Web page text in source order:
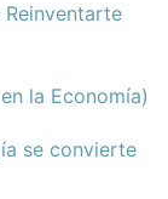
Reinventarte
la Economía)
se convierte